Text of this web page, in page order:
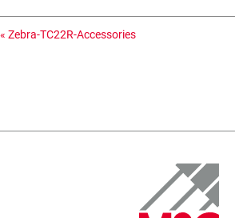
« Zebra-TC22R-Accessories